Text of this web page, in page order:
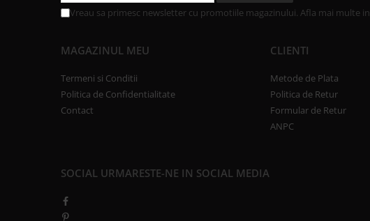
Vreau sa primesc newsletter cu promotiile magazinului. Afla mai multe in
MAGAZINUL MEU
Termeni si Conditii
Politica de Confidentialitate
Contact
CLIENTI
Metode de Plata
Politica de Retur
Formular de Retur
ANPC
SOCIAL URMARESTE-NE IN SOCIAL MEDIA